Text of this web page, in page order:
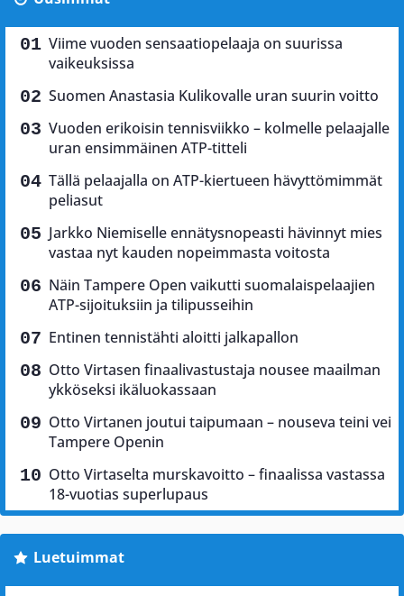
Viime vuoden sensaatiopelaaja on suurissa
vaikeuksissa
Suomen Anastasia Kulikovalle uran suurin voitto
Vuoden erikoisin tennisviikko – kolmelle pelaajalle
uran ensimmäinen ATP-titteli
Tällä pelaajalla on ATP-kiertueen hävyttömimmät
peliasut
Jarkko Niemiselle ennätysnopeasti hävinnyt mies
vastaa nyt kauden nopeimmasta voitosta
Näin Tampere Open vaikutti suomalaispelaajien
ATP-sijoituksiin ja tilipusseihin
Entinen tennistähti aloitti jalkapallon
Otto Virtasen finaalivastustaja nousee maailman
ykköseksi ikäluokassaan
Otto Virtanen joutui taipumaan – nouseva teini vei
Tampere Openin
Otto Virtaselta murskavoitto – finaalissa vastassa
18-vuotias superlupaus
Luetuimmat